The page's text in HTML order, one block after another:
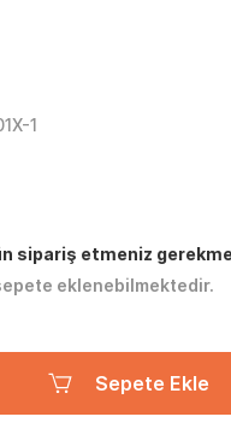
1
sipariş etmeniz
eklenebilmektedir.
Sepete Ekle